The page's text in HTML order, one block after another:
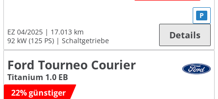
EZ 04/2025
17.013 km
92 kW (125 PS)
Schaltgetriebe
P
Details
Ford Tourneo Courier
Titanium 1.0 EB
22% günstiger